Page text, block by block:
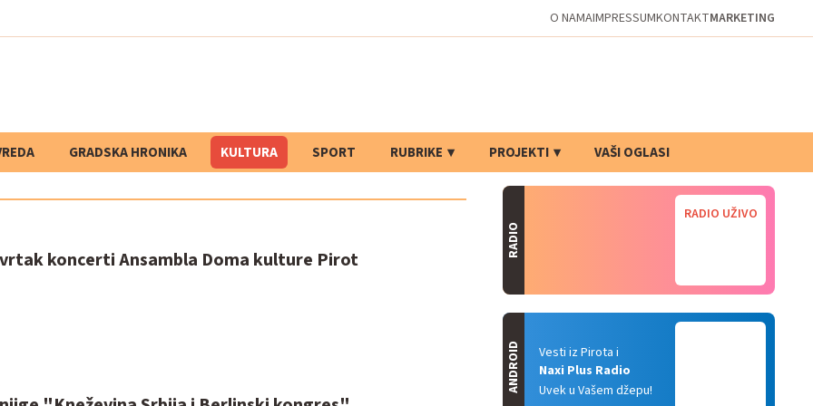
O NAMAIMPRESSUMKONTAKTMARKETING
GRADSKA HRONIKA KULTURA SPORT RUBRIKE PROJEKTI VAŠI OGLASI
koncerti Ansambla Doma kulture Pirot
RADIO
RADIO UŽIVO
Vesti iz Pirota i
Naxi Plus Radio
Uvek u Vašem džepu!
ANDROID